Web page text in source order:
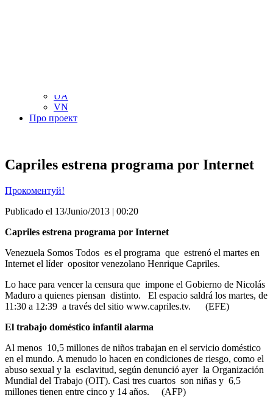
UA
VN
Про проект
Capriles estrena programa por Internet
Прокоментуй!
Publicado el 13/Junio/2013 | 00:20
Capriles estrena programa por Internet
Venezuela Somos Todos es el programa que estrenó el martes en
Internet el líder opositor venezolano Henrique Capriles.
Lo hace para vencer la censura que impone el Gobierno de Nicolás
Maduro a quienes piensan distinto. El espacio saldrá los martes, de
11:30 a 12:39 a través del sitio www.capriles.tv. (EFE)
El trabajo doméstico infantil alarma
Al menos 10,5 millones de niños trabajan en el servicio doméstico
en el mundo. A menudo lo hacen en condiciones de riesgo, como el
abuso sexual y la esclavitud, según denunció ayer la Organización
Mundial del Trabajo (OIT). Casi tres cuartos son niñas y 6,5
millones tienen entre cinco y 14 años. (AFP)